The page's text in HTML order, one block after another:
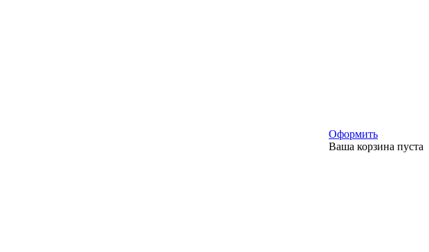
Оформить
Ваша корзина пуста